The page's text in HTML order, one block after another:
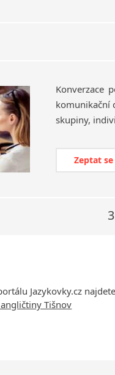
Konverzace
komunikační
Zeptat
Jazykovky.cz
Tišnov